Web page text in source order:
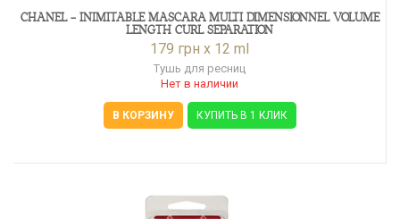
CHANEL - INIMITABLE MASCARA MULTI DIMENSIONNEL VOLUME
LENGTH CURL SEPARATION
179 грн x 12 ml
Тушь для ресниц
Нет в наличии
В КОРЗИНУ КУПИТЬ В 1 КЛИК